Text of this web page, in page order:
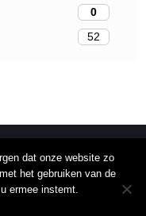
0
52
dat onze website zo
het gebruiken van de
ermee instemt.